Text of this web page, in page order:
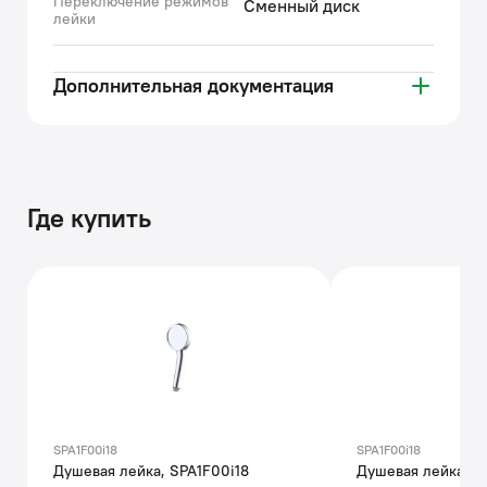
лейки
Сменный диск
Дополнительная документация
Где купить
SPA1F00i18
Душевая лейка, SPA1F00i18
SPA1F00i18
Душевая лейка,